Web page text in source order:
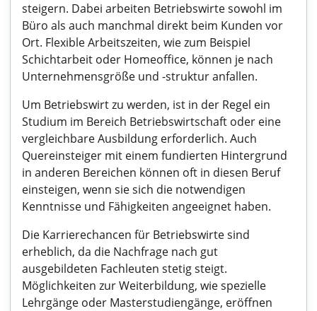
steigern. Dabei arbeiten Betriebswirte sowohl im
Büro als auch manchmal direkt beim Kunden vor
Ort. Flexible Arbeitszeiten, wie zum Beispiel
Schichtarbeit oder Homeoffice, können je nach
Unternehmensgröße und -struktur anfallen.
Um Betriebswirt zu werden, ist in der Regel ein
Studium im Bereich Betriebswirtschaft oder eine
vergleichbare Ausbildung erforderlich. Auch
Quereinsteiger mit einem fundierten Hintergrund
in anderen Bereichen können oft in diesen Beruf
einsteigen, wenn sie sich die notwendigen
Kenntnisse und Fähigkeiten angeeignet haben.
Die Karrierechancen für Betriebswirte sind
erheblich, da die Nachfrage nach gut
ausgebildeten Fachleuten stetig steigt.
Möglichkeiten zur Weiterbildung, wie spezielle
Lehrgänge oder Masterstudiengänge, eröffnen